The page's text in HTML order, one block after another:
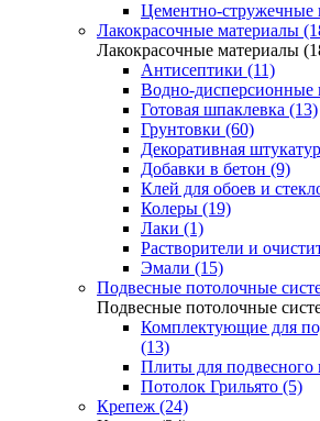
Цементно-
Лакокрасочные материалы
Лакокрасочные материалы
Антисептики (11)
Водно-дисперсионные
Готовая шпаклевка (13)
Грунтовки (60)
Декоративная
Добавки в бетон (9)
Клей для обоев и
Колеры (19)
Лаки (1)
Растворители и
Эмали (15)
Подвесные потолочные
Подвесные потолочные
Комплектующие для
(13)
Плиты для подвесного
Потолок Грильято (5)
Крепеж (24)